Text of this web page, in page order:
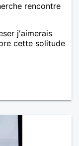
rencontre
j'aimerais
cette solitude